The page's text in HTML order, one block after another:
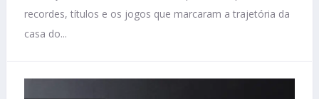
recordes, títulos e os jogos que marcaram a trajetória da
casa do...